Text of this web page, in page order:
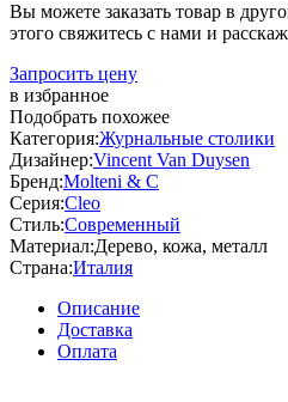
Вы можете заказать товар в
этого свяжитесь с нами и
Запросить цену
в избранное
Подобрать похожее
Категория:Журнальные столики
Дизайнер:Vincent Van Duysen
Бренд:Molteni & C
Серия:Cleo
Стиль:Современный
Материал:Дерево, кожа, металл
Страна:Италия
Описание
Доставка
Оплата